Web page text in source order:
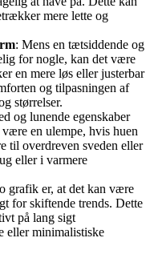
mere lette og
: Mens en tætsiddende og
for nogle, kan det være
en mere løs eller justerbar
og tilpasningen af
størrelser.
og lunende egenskaber
en ulempe, hvis huen
til overdreven sveden eller
eller i varmere
grafik er, at det kan være
for skiftende trends. Dette
på lang sigt
eller minimalistiske